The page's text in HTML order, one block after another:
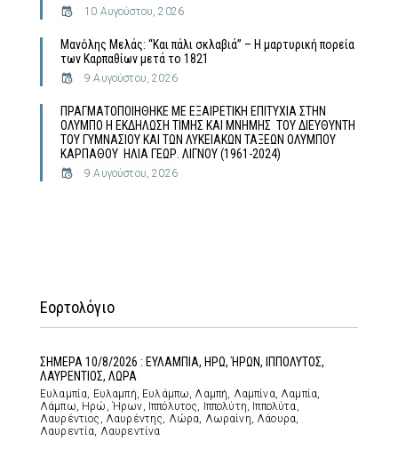
10 Αυγούστου, 2026
Μανόλης Μελάς: “Και πάλι σκλαβιά” – Η μαρτυρική πορεία
των Καρπαθίων μετά το 1821
9 Αυγούστου, 2026
ΠΡΑΓΜΑΤΟΠΟΙΗΘΗΚΕ ΜΕ ΕΞΑΙΡΕΤΙΚΗ ΕΠΙΤΥΧΙΑ ΣΤΗΝ
ΟΛΥΜΠΟ Η ΕΚΔΗΛΩΣΗ ΤΙΜΗΣ ΚΑΙ ΜΝΗΜΗΣ ΤΟΥ ΔΙΕΥΘΥΝΤΗ
ΤΟΥ ΓΥΜΝΑΣΙΟΥ ΚΑΙ ΤΩΝ ΛΥΚΕΙΑΚΩΝ ΤΑΞΕΩΝ ΟΛΥΜΠΟΥ
ΚΑΡΠΑΘΟΥ ΗΛΙΑ ΓΕΩΡ. ΛΙΓΝΟΥ (1961-2024)
9 Αυγούστου, 2026
Εορτολόγιο
ΣΗΜΕΡΑ 10/8/2026 : ΕΥΛΑΜΠΙΑ, ΗΡΩ, ΉΡΩΝ, ΙΠΠΟΛΥΤΟΣ,
ΛΑΥΡΕΝΤΙΟΣ, ΛΩΡΑ
Ευλαμπία, Ευλαμπή, Ευλάμπω, Λαμπή, Λαμπίνα, Λαμπία,
Λάμπω, Ηρώ, Ήρων, Ιππόλυτος, Ιππολύτη, Ιππολύτα,
Λαυρέντιος, Λαυρέντης, Λώρα, Λωραίνη, Λάουρα,
Λαυρεντία, Λαυρεντίνα